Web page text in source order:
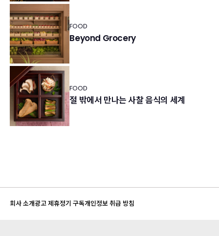
FOOD
Beyond Grocery
FOOD
절 밖에서 만나는 사찰 음식의 세계
회사 소개광고 제휴정기 구독개인정보 취급 방침